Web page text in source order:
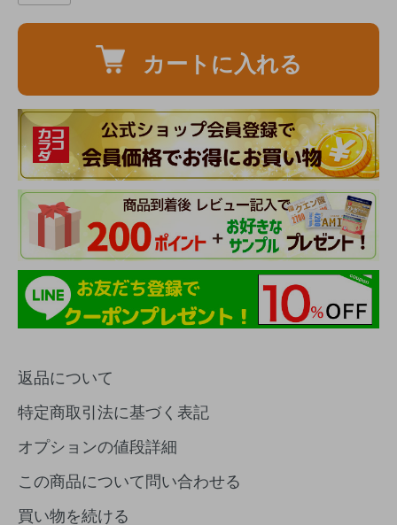
カートに入れる
返品について
特定商取引法に基づく表記
オプションの値段詳細
この商品について問い合わせる
買い物を続ける